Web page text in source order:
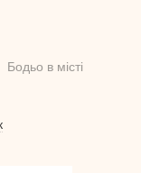
Бодьо в місті